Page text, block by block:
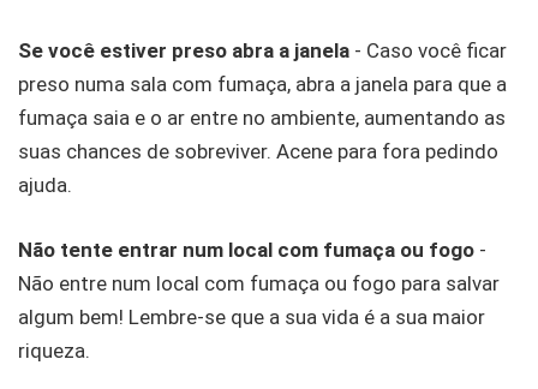
Se você estiver preso abra a janela - Caso você ficar
preso numa sala com fumaça, abra a janela para que a
fumaça saia e o ar entre no ambiente, aumentando as
suas chances de sobreviver. Acene para fora pedindo
ajuda.
Não tente entrar num local com fumaça ou fogo -
Não entre num local com fumaça ou fogo para salvar
algum bem! Lembre-se que a sua vida é a sua maior
riqueza.